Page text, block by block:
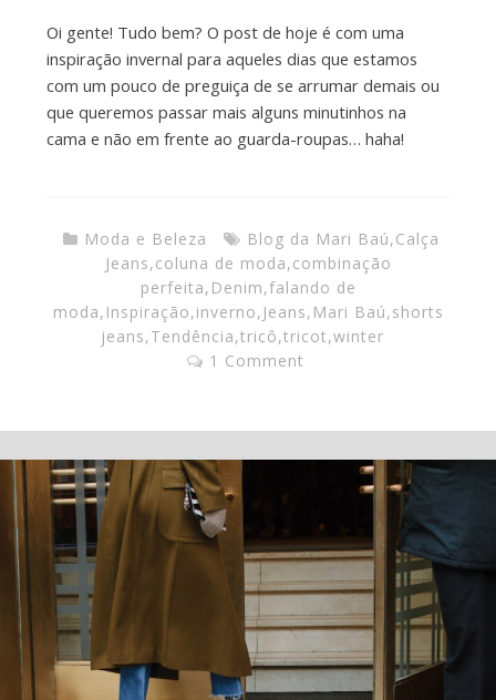
Oi gente! Tudo bem? O post de hoje é com uma
inspiração invernal para aqueles dias que estamos
com um pouco de preguiça de se arrumar demais ou
que queremos passar mais alguns minutinhos na
cama e não em frente ao guarda-roupas… haha!
Moda e Beleza Blog da Mari Baú,Calça
Jeans,coluna de moda,combinação
perfeita, Denim,falando de
moda, Inspiração,inverno, Jeans, Mari Baú,shorts
jeans,Tendência,tricô,tricot,winter
1 Comment